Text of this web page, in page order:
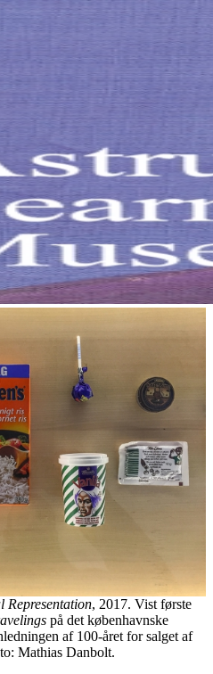
Representation, 2017. Vist første
på det københavnske
af 100-året for salget af
Mathias Danbolt.